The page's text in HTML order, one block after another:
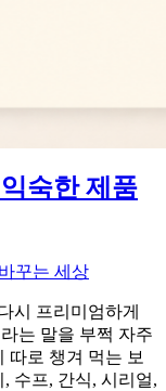
숙한 제품
꾸는 세상
시 프리미엄하게
는 말을 부쩍 자주
따로 챙겨 먹는 보
수프, 간식, 시리얼,